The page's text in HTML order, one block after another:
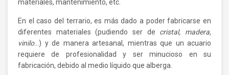
materiales, mantenimiento, etc.
En el caso del terrario, es más dado a poder fabricarse en
diferentes materiales (pudiendo ser de cristal, madera,
vinilo…) y de manera artesanal, mientras que un acuario
requiere de profesionalidad y ser minucioso en su
fabricación, debido al medio líquido que alberga.